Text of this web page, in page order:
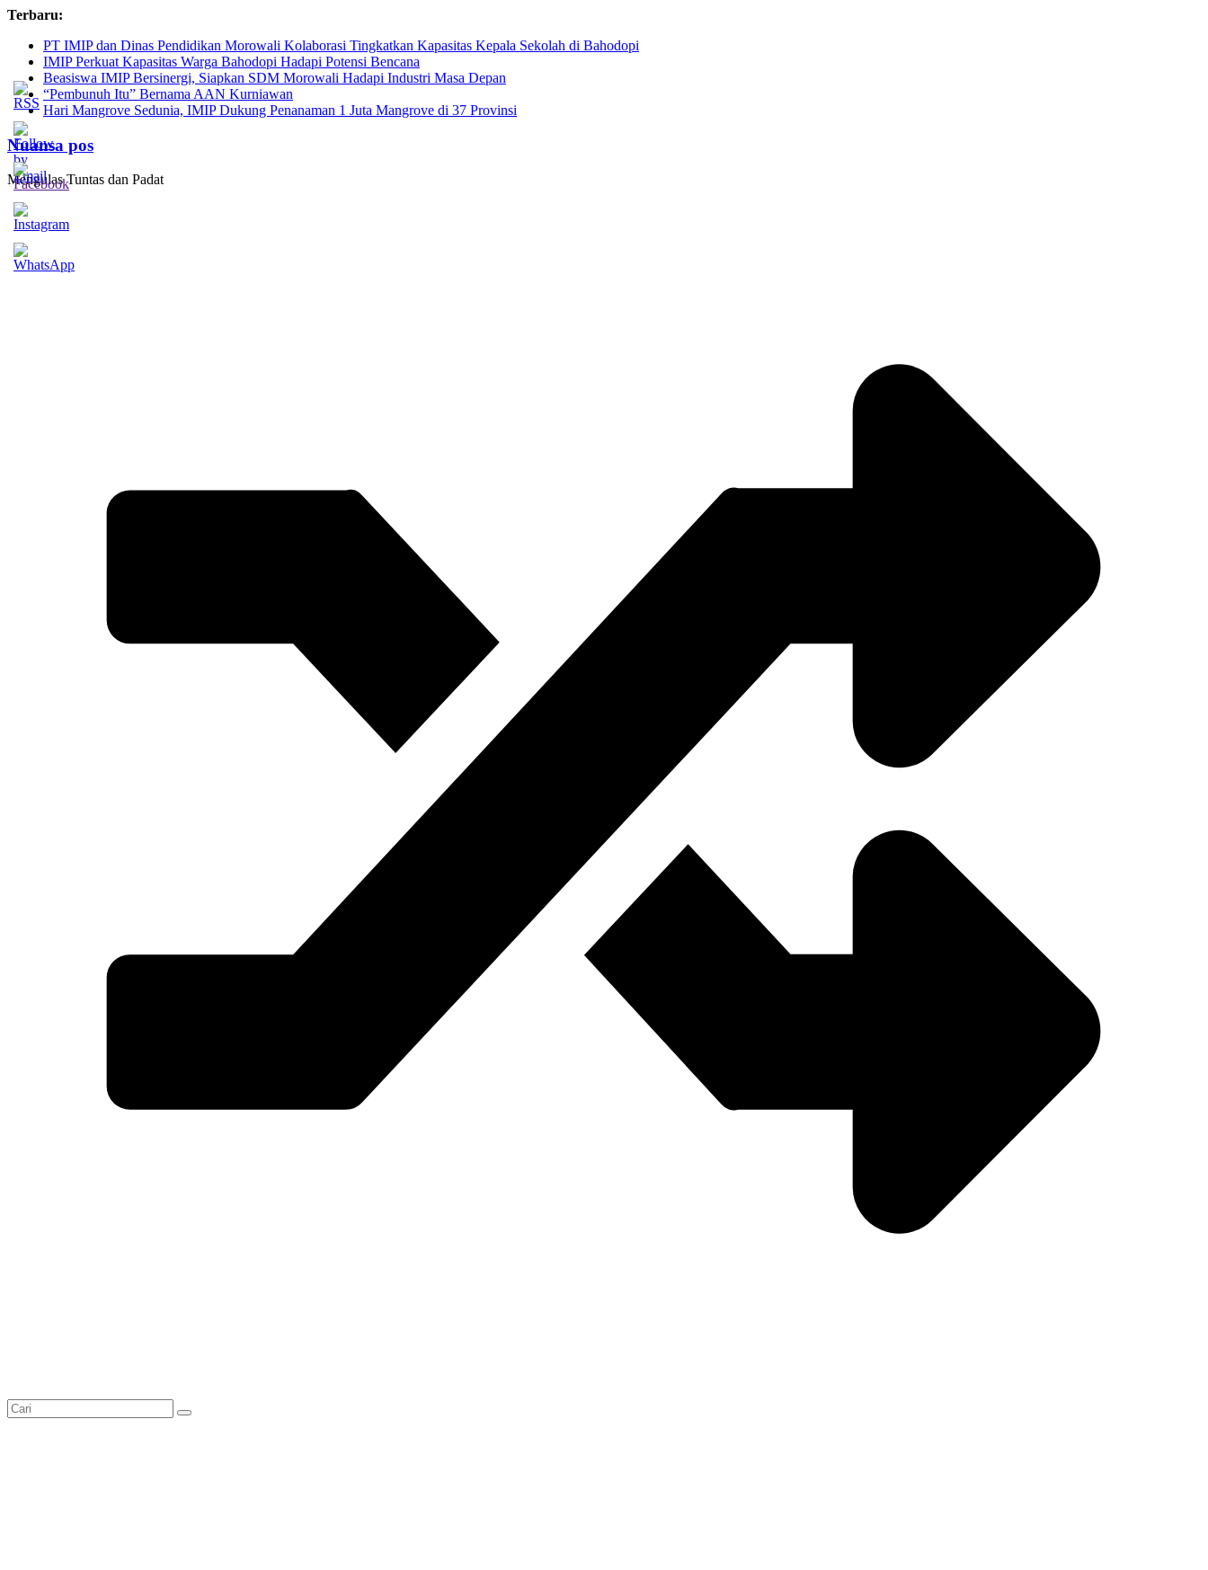
Skip
content
Terbaru:
PT IMIP dan Dinas Pendidikan Morowali Kolaborasi Tingkatkan Kapasitas Kepala Sekolah di Bahodopi
IMIP Perkuat Kapasitas Warga Bahodopi Hadapi Potensi Bencana
Beasiswa IMIP Bersinergi, Siapkan SDM Morowali Hadapi Industri Masa Depan
“Pembunuh Itu” Bernama AAN Kurniawan
Hari Mangrove Sedunia, IMIP Dukung Penanaman 1 Juta Mangrove di 37 Provinsi
Nuansa pos
Mengulas Tuntas dan Padat